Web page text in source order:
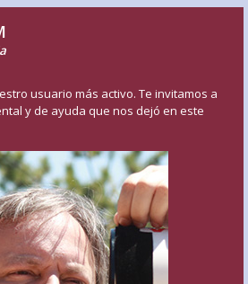
usuario más activo. Te invitamos a
y de ayuda que nos dejó en este